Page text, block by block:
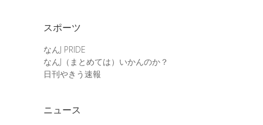
スポーツ
なんJ PRIDE
なんJ（まとめては）いかんのか？
日刊やきう速報
ニュース